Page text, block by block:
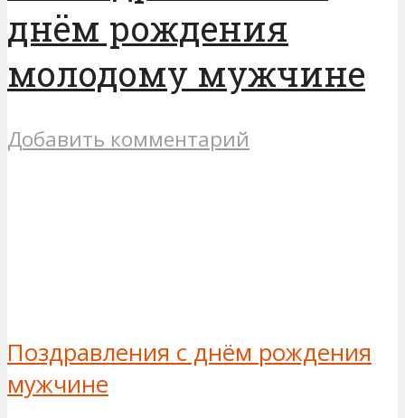
днём рождения
молодому мужчине
Добавить комментарий
Поздравления с днём рождения
мужчине